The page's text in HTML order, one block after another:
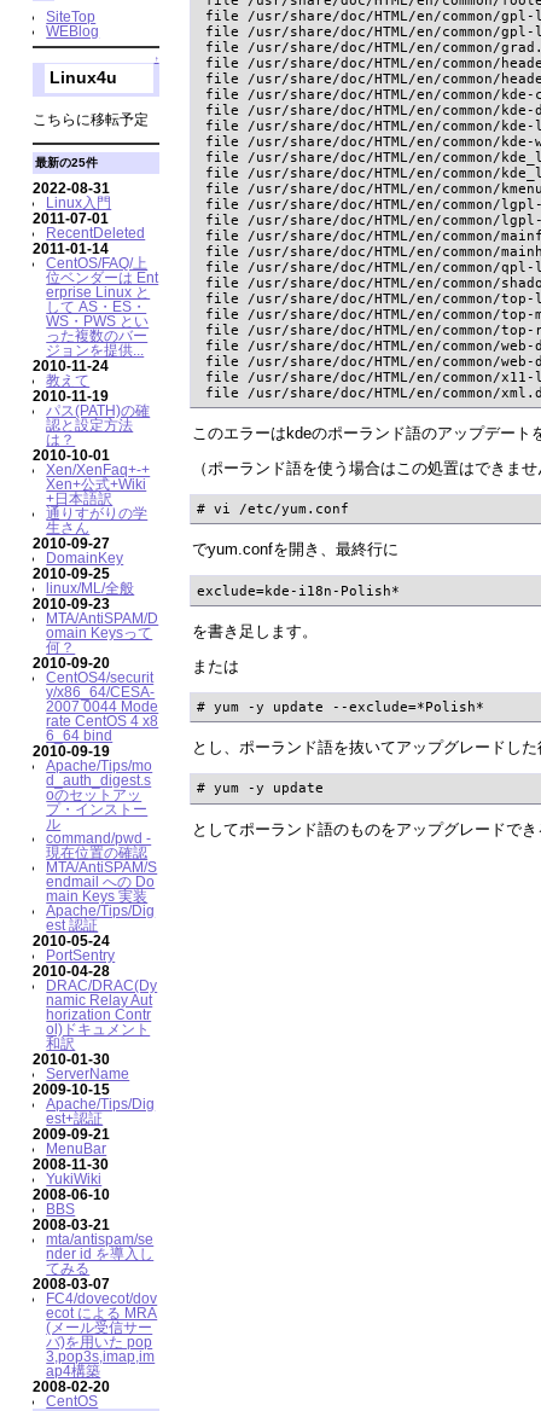
SiteTop
WEBlog
↑
Linux4u
こちらに移転予定
最新の25件
2022-08-31
Linux入門
2011-07-01
RecentDeleted
2011-01-14
CentOS/FAQ/上
位ベンダーは Ent
erprise Linux と
して AS・ES・
WS・PWS とい
った複数のバー
ジョンを提供...
2010-11-24
教えて
2010-11-19
パス(PATH)の確
認と設定方法
は？
2010-10-01
Xen/XenFaq+-+
Xen+公式+Wiki
+日本語訳
通りすがりの学
生さん
2010-09-27
DomainKey
2010-09-25
linux/ML/全般
2010-09-23
MTA/AntiSPAM/D
omain Keysって
何？
2010-09-20
CentOS4/securit
y/x86_64/CESA-
2007 0044 Mode
rate CentOS 4 x8
6_64 bind
2010-09-19
Apache/Tips/mo
d_auth_digest.s
oのセットアッ
プ・インストー
ル
command/pwd -
現在位置の確認
MTA/AntiSPAM/S
endmail への Do
main Keys 実装
Apache/Tips/Dig
est 認証
2010-05-24
PortSentry
2010-04-28
DRAC/DRAC(Dy
namic Relay Aut
horization Contr
ol)ドキュメント
和訳
2010-01-30
ServerName
2009-10-15
Apache/Tips/Dig
est+認証
2009-09-21
MenuBar
2008-11-30
YukiWiki
2008-06-10
BBS
2008-03-21
mta/antispam/se
nder id を導入し
てみる
2008-03-07
FC4/dovecot/dov
ecot による MRA
(メール受信サー
バ)を用いた pop
3,pop3s,imap,im
ap4構築
2008-02-20
CentOS
file /usr/share/doc/HTML/en/common/
file /usr/share/doc/HTML/en/common/
file /usr/share/doc/HTML/en/common/
file /usr/share/doc/HTML/en/common/
file /usr/share/doc/HTML/en/common/
file /usr/share/doc/HTML/en/common/
file /usr/share/doc/HTML/en/common/
file /usr/share/doc/HTML/en/common/
file /usr/share/doc/HTML/en/common/
file /usr/share/doc/HTML/en/common/
file /usr/share/doc/HTML/en/common/
file /usr/share/doc/HTML/en/common/
file /usr/share/doc/HTML/en/common/
file /usr/share/doc/HTML/en/common/
file /usr/share/doc/HTML/en/common/
file /usr/share/doc/HTML/en/common/
file /usr/share/doc/HTML/en/common/
file /usr/share/doc/HTML/en/common/
file /usr/share/doc/HTML/en/common/
file /usr/share/doc/HTML/en/common/
file /usr/share/doc/HTML/en/common/
file /usr/share/doc/HTML/en/common/
file /usr/share/doc/HTML/en/common/
file /usr/share/doc/HTML/en/common/
file /usr/share/doc/HTML/en/common/
このエラーはkdeのポーランド語のアップデート
（ポーランド語を使う場合はこの処置はできませ
# vi /etc/yum.conf
でyum.confを開き、最終行に
exclude=kde-i18n-Polish*
を書き足します。
または
# yum -y update --exclude=*Polish*
とし、ポーランド語を抜いてアップグレードした
# yum -y update
としてポーランド語のものをアップグレードで